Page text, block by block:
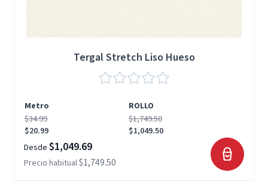
Tergal Stretch Liso Hueso
Metro
ROLLO
$34.99
$20.99
$1,749.50
$1,049.50
Desde $1,049.69
Precio habitual$1,749.50